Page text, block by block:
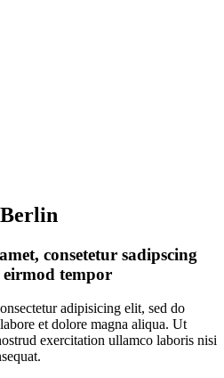
consetetur sadipscing
tempor
adipisicing elit, sed do
et dolore magna aliqua. Ut
exercitation ullamco laboris nisi